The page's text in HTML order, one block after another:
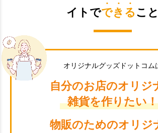
イトでできる こと
オリジナルグッズドットコム
自分のお店のオリジ
雑貨を作りたい！
物販のためのオリジ